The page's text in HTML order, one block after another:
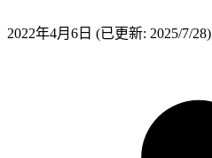
2022年4月6日 (已更新: 2025/7/28)